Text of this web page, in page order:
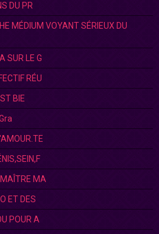
DU PR
MÉDIUM VOYANT SÉRIEUX DU
SUR LE G
RÉU
BIE
MAÎTRE MA
ET DES
POUR A